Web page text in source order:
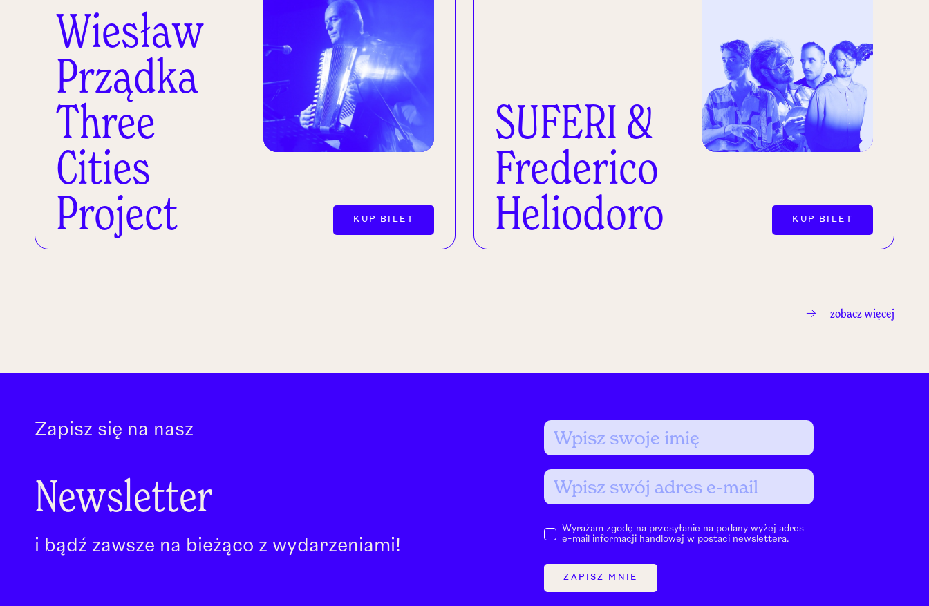
Wiesław
Prządka
Three
Cities
Project
KUP BILET
SUFERI &
Frederico
Heliodoro
KUP BILET
zobacz więcej
Zapisz się na nasz
Newsletter
i bądź zawsze na bieżąco z wydarzeniami!
Wyrażam zgodę na przesyłanie na podany wyżej adres
e-mail informacji handlowej w postaci newslettera.
ZAPISZ MNIE